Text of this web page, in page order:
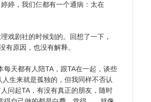
婷，我们仨都有一个通病：太在
戏剧社的时候划的。回想了一下，
有原因，也没有解释。
天都有人陪TA，跟TA在一起，谈些
生来就是孤独的，但我同样不否认
问起TA，有没有真正的朋友，随时